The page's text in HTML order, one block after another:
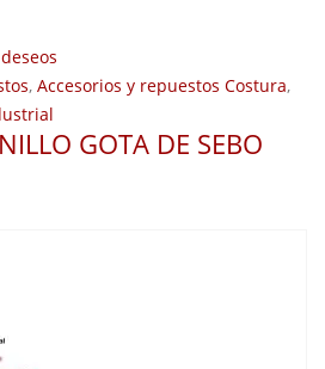
, Accesorios y repuestos Costura,
GOTA DE SEBO